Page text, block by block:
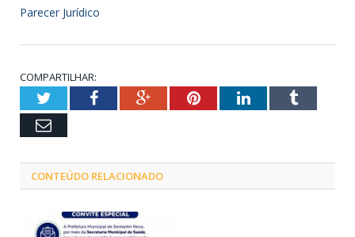
Parecer Jurídico
COMPARTILHAR:
TwitterFacebookGoogle+PinterestLinkedInTumblr
Email
CONTEÚDO RELACIONADO